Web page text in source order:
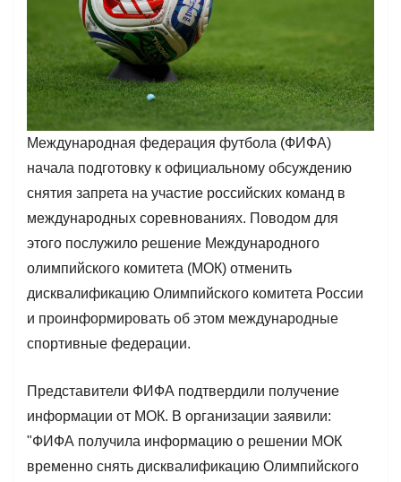
Международная федерация футбола (ФИФА)
начала подготовку к официальному обсуждению
снятия запрета на участие российских команд в
международных соревнованиях. Поводом для
этого послужило решение Международного
олимпийского комитета (МОК) отменить
дисквалификацию Олимпийского комитета России
и проинформировать об этом международные
спортивные федерации.
Представители ФИФА подтвердили получение
информации от МОК. В организации заявили:
"ФИФА получила информацию о решении МОК
временно снять дисквалификацию Олимпийского